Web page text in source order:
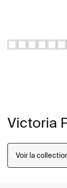
Victoria
Voir la